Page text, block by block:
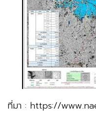
ที่มา : https://